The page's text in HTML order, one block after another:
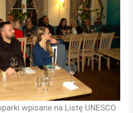
wpisane na Listę UNESCO